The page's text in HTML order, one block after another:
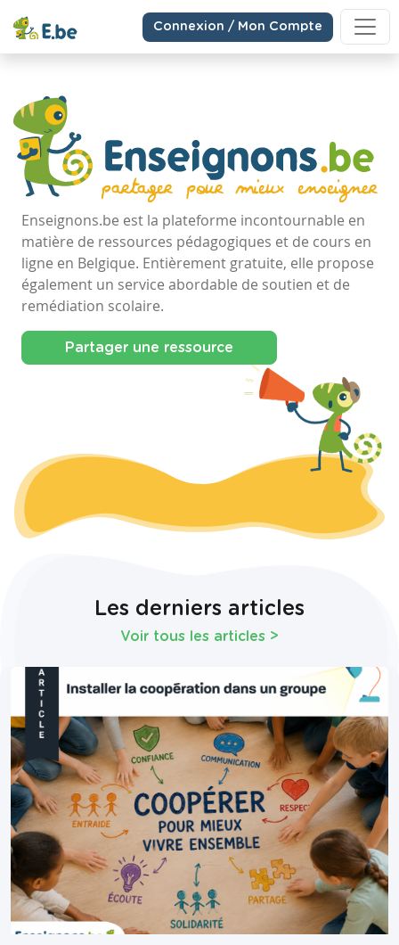
Connexion / Mon Compte
Enseignons.be est la plateforme incontournable en
matière de ressources pédagogiques et de cours en
ligne en Belgique. Entièrement gratuite, elle propose
également un service abordable de soutien et de
remédiation scolaire.
Partager une ressource
Les derniers articles
Voir tous les articles >